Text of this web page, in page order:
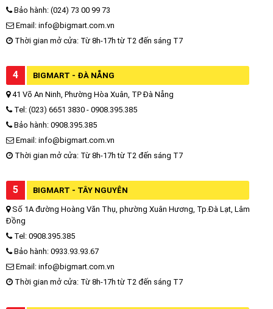
Bảo hành: (024) 73 00 99 73
Email: info@bigmart.com.vn
Thời gian mở cửa: Từ 8h-17h từ T2 đến sáng T7
4 BIGMART - ĐÀ NẴNG
41 Võ An Ninh, Phường Hòa Xuân, TP Đà Nẵng
Tel: (023) 6651 3830 - 0908.395.385
Bảo hành: 0908.395.385
Email: info@bigmart.com.vn
Thời gian mở cửa: Từ 8h-17h từ T2 đến sáng T7
5 BIGMART - TÂY NGUYÊN
Số 1A đường Hoàng Văn Thụ, phường Xuân Hương, Tp.Đà Lạt, Lâm
Đồng
Tel: 0908.395.385
Bảo hành: 0933.93.93.67
Email: info@bigmart.com.vn
Thời gian mở cửa: Từ 8h-17h từ T2 đến sáng T7